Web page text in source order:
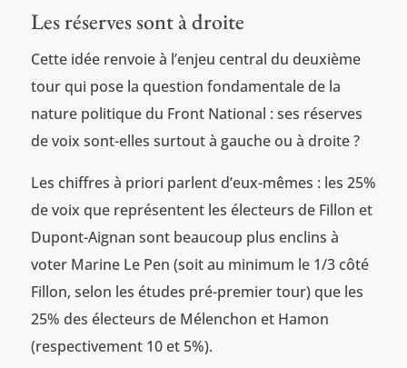
Les réserves sont à droite
Cette idée renvoie à l’enjeu central du deuxième
tour qui pose la question fondamentale de la
nature politique du Front National : ses réserves
de voix sont-elles surtout à gauche ou à droite ?
Les chiffres à priori parlent d’eux-mêmes : les 25%
de voix que représentent les électeurs de Fillon et
Dupont-Aignan sont beaucoup plus enclins à
voter Marine Le Pen (soit au minimum le 1/3 côté
Fillon, selon les études pré-premier tour) que les
25% des électeurs de Mélenchon et Hamon
(respectivement 10 et 5%).